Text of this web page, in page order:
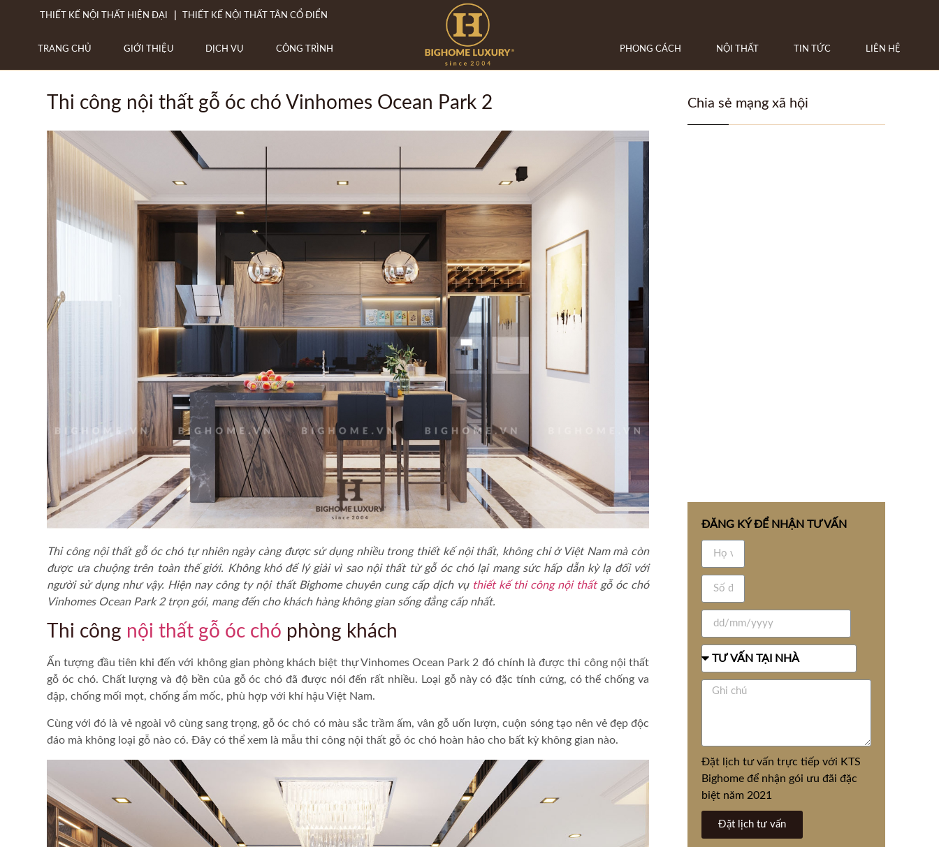
THIẾT KẾ NỘI THẤT HIỆN ĐẠI THIẾT KẾ NỘI THẤT TÂN CỔ ĐIỂN
TRANG CHỦ GIỚI THIỆU DỊCH VỤ CÔNG TRÌNH PHONG CÁCH NỘI THẤT TIN TỨC LIÊN HỆ
Thi công nội thất gỗ óc chó Vinhomes Ocean Park 2
Thi công nội thất gỗ óc chótự nhiên ngày càng được sử dụng nhiều trong thiết kế nội thất, không chỉ ở Việt Nam mà còn
được ưa chuộng trên toàn thế giới. Không khó để lý giải vì sao nội thất từ gỗ óc chó lại mang sức hấp dẫn kỳ lạ đối với
người sử dụng như vậy. Hiện nay công ty nội thất Bighome chuyên cung cấp dịch vụ thiết kế thi công nội thấtgỗ óc chó
Vinhomes Ocean Park 2 trọn gói, mang đến cho khách hàng không gian sống đẳng cấp nhất.
Thi công nội thất gỗ óc chó phòng khách
Ấn tượng đầu tiên khi đến với không gian phòng khách biệt thự Vinhomes Ocean Park 2 đó chính là đượcthi công nội thất
gỗ óc chó. Chất lượng và độ bền của gỗ óc chó đã được nói đến rất nhiều. Loại gỗ này có đặc tính cứng, có thể chống va
đập, chống mối mọt, chống ẩm mốc, phù hợp với khí hậu Việt Nam.
Cùng với đó là vẻ ngoài vô cùng sang trọng, gỗ óc chó có màu sắc trầm ấm, vân gỗ uốn lượn, cuộn sóng tạo nên vẻ đẹp độc
đáo mà không loại gỗ nào có. Đây có thể xem là mẫu thi công nội thất gỗ óc chó hoàn hảo cho bất kỳ không gian nào.
Chia sẻ mạng xã hội
ĐĂNG KÝ ĐỂ NHẬN TƯ VẤN
Đặt lịch tư vấn trực tiếp với KTS
Bighome để nhận gói ưu đãi đặc
biệt năm 2021
Đặt lịch tư vấn